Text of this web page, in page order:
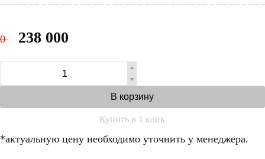
0 238 000
В корзину
Купить в 1 клик
*актуальную цену необходимо уточнить у менеджера.